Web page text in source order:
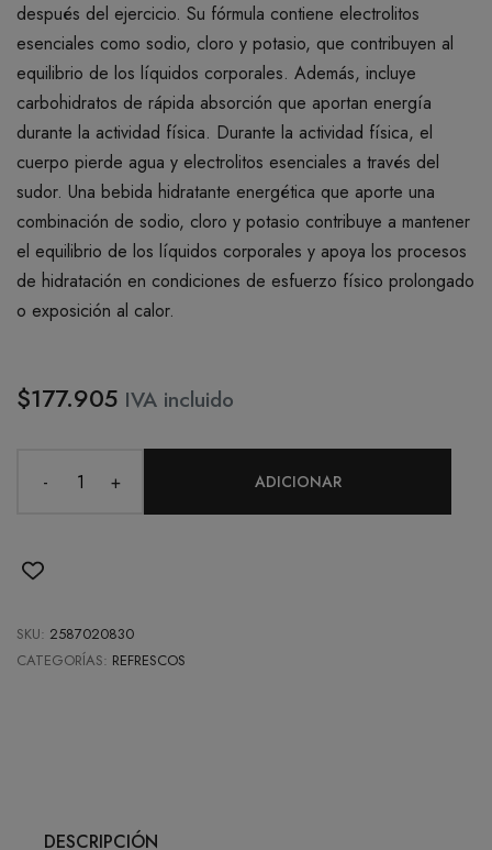
después del ejercicio. Su fórmula contiene electrolitos
esenciales como sodio, cloro y potasio, que contribuyen al
equilibrio de los líquidos corporales. Además, incluye
carbohidratos de rápida absorción que aportan energía
durante la actividad física. Durante la actividad física, el
cuerpo pierde agua y electrolitos esenciales a través del
sudor. Una bebida hidratante energética que aporte una
combinación de sodio, cloro y potasio contribuye a mantener
el equilibrio de los líquidos corporales y apoya los procesos
de hidratación en condiciones de esfuerzo físico prolongado
o exposición al calor.
$177.905 IVA incluido
- + ADICIONAR
SKU: 2587020830
CATEGORÍAS: REFRESCOS
DESCRIPCIÓN